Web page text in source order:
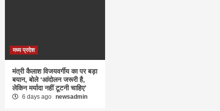
मध्य प्रदेश
मंत्री कैलाश विजयवर्गीय का पर बड़ा
बयान, बोले ‘आंदोलन जरूरी है,
लेकिन मर्यादा नहीं टूटनी चाहिए’
6 days ago newsadmin